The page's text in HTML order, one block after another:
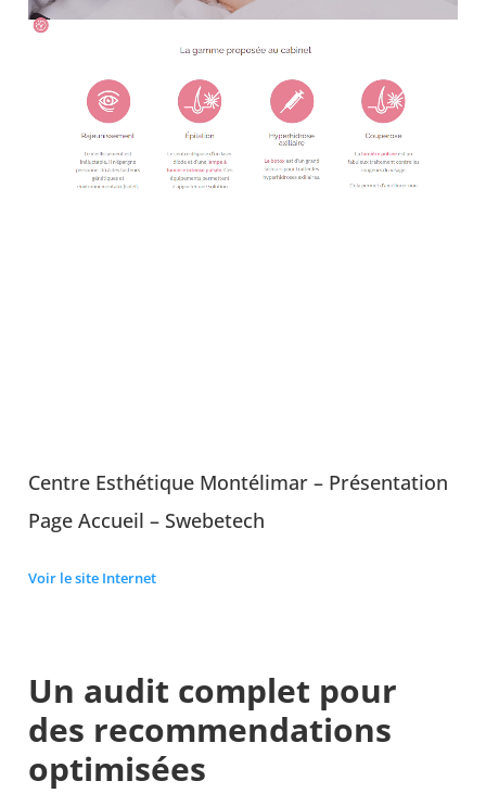
Centre Esthétique Montélimar – Présentation
Page Accueil – Swebetech
Voir le site Internet
Un audit complet pour
des recommendations
optimisées